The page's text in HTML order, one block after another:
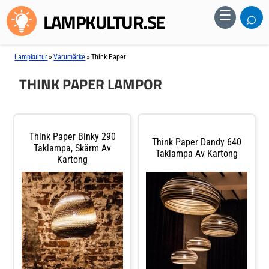
LAMPKULTUR.SE ☰ ⌕
Lampkultur »Varumärke »Think Paper
THINK PAPER LAMPOR
Think Paper Binky 290
Taklampa, Skärm Av
Kartong
Think Paper Dandy 640
Taklampa Av Kartong